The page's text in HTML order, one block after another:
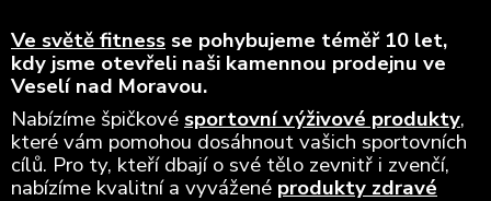
Ve světě fitness se pohybujeme téměř 10 let,
kdy jsme otevřeli naši kamennou prodejnu ve
Veselí nad Moravou.
Nabízíme špičkové sportovní výživové produkty,
které vám pomohou dosáhnout vašich sportovních
cílů. Pro ty, kteří dbají o své tělo zevnitř i zvenčí,
nabízíme kvalitní a vyvážené produkty zdravé